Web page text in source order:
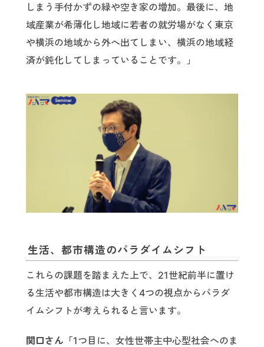
しまう手付かずの緑や空き家の増加。最後に、地
域産業が希薄化し地域に若者の就労場がなく東京
や横浜の地域から外へ出てしまい、横浜の地域経
済が鈍化してしまっていることです。」
生活、都市構造のパラダイムシフト
これらの課題を踏まえた上で、21世紀前半に置け
る生活や都市構造は大きく4つの視点からパラダ
イムシフトが考えられると言います。
関口さん「1つ目に、女性世帯主中心型社会へのま